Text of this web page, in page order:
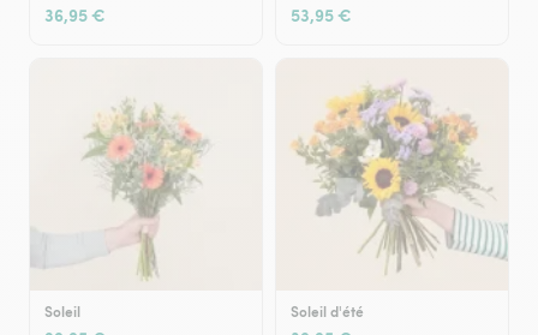
36,95 € 53,95 €
Soleil Soleil d'été